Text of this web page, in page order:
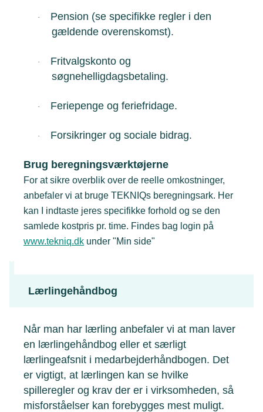
·
Pension (se specifikke regler i den
gældende overenskomst).
·
Fritvalgskonto og
søgnehelligdagsbetaling.
· Feriepenge og feriefridage.
· Forsikringer og sociale bidrag.
Brug beregningsværktøjerne
For at sikre overblik over de reelle omkostninger,
anbefaler vi at bruge TEKNIQs beregningsark. Her
kan I indtaste jeres specifikke forhold og se den
samlede kostpris pr. time. Findes bag login på
www.tekniq.dk under "Min side"
Lærlingehåndbog
Når man har lærling anbefaler vi at man laver
en lærlingehåndbog eller et særligt
lærlingeafsnit i medarbejderhåndbogen. Det
er vigtigt, at lærlingen kan se hvilke
spilleregler og krav der er i virksomheden, så
misforståelser kan forebygges mest muligt.